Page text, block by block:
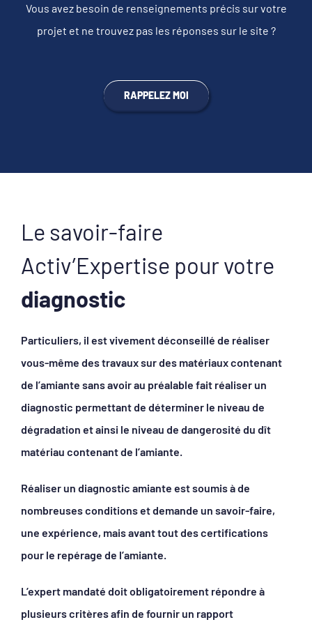
Vous avez besoin de renseignements précis sur votre
projet et ne trouvez pas les réponses sur le site ?
RAPPELEZ MOI
Le savoir-faire
Activ’Expertise pour votre
diagnostic
Particuliers, il est vivement déconseillé de réaliser
vous-même des travaux sur des matériaux contenant
de l’amiante sans avoir au préalable fait réaliser un
diagnostic permettant de déterminer le niveau de
dégradation et ainsi le niveau de dangerosité du dît
matériau contenant de l’amiante.
Réaliser un diagnostic amiante est soumis à de
nombreuses conditions et demande un savoir-faire,
une expérience, mais avant tout des certifications
pour le repérage de l’amiante.
L’expert mandaté doit obligatoirement répondre à
plusieurs critères afin de fournir un rapport